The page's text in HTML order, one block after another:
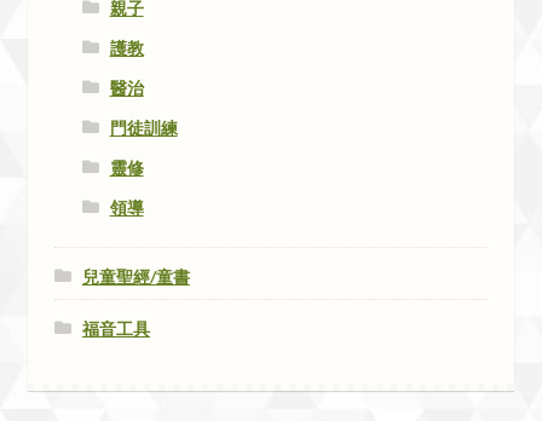
親子
護教
醫治
門徒訓練
靈修
領導
兒童聖經/童書
福音工具